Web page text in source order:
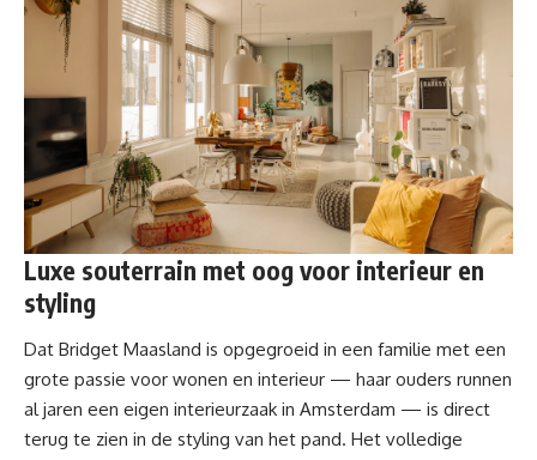
Luxe souterrain met oog voor interieur en
styling
Dat Bridget Maasland is opgegroeid in een familie met een
grote passie voor wonen en interieur — haar ouders runnen
al jaren een eigen interieurzaak in Amsterdam — is direct
terug te zien in de styling van het pand. Het volledige